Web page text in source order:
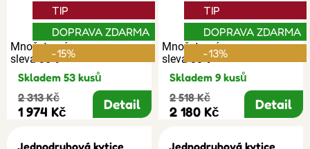
Množstevní
sleva 30%
TIP
DOPRAVA ZDARMA
-15%
Skladem 53 kusů
2 313 Kč
1 974 Kč Detail
Množstevní
sleva 30%
TIP
DOPRAVA ZDARMA
-13%
Skladem 9 kusů
2 518 Kč
2 180 Kč Detail
Jednodruhová kytice
Jednodruhová kytice